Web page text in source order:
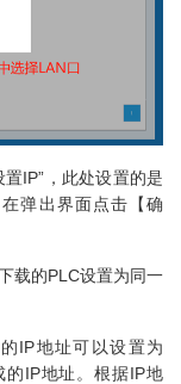
IP”，此处设置的是
弹出界面点击【确
载的PLC设置为同一
IP地址可以设置为
的IP地址。根据IP地